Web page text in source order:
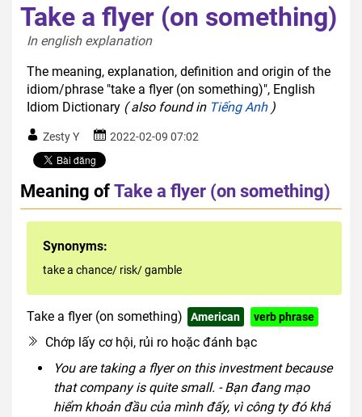
Take a flyer (on something)
In english explanation
The meaning, explanation, definition and origin of the
idiom/phrase "take a flyer (on something)", English
Idiom Dictionary ( also found in Tiếng Anh)
Zesty Y 2022-02-09 07:02
Meaning ofTake a flyer (on something)
Synonyms:
take a chance/ risk/ gamble
Take a flyer (on something) American verb phrase
Chớp lấy cơ hội, rủi ro hoặc đánh bạc
You are taking a flyer on this investment because
that company is quite small. - Bạn đang mạo
hiểm khoản đầu của mình đấy, vì công ty đó khá